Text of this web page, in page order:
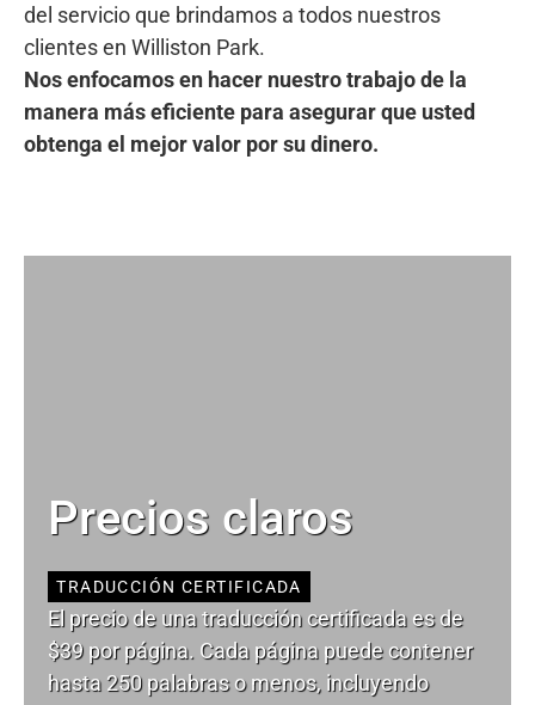
del servicio que brindamos a todos nuestros
clientes en Williston Park.
Nos enfocamos en hacer nuestro trabajo de la
manera más eficiente para asegurar que usted
obtenga el mejor valor por su dinero.
Precios claros
TRADUCCIÓN CERTIFICADA
El precio de una traducción certificada es de
$39 por página. Cada página puede contener
hasta 250 palabras o menos, incluyendo